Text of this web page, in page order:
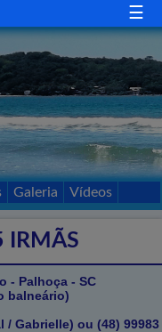
Acessos
Galeria
Vídeos
IRMÃS
- Palhoça - SC
balneário)
/ Gabrielle) ou (48) 99983